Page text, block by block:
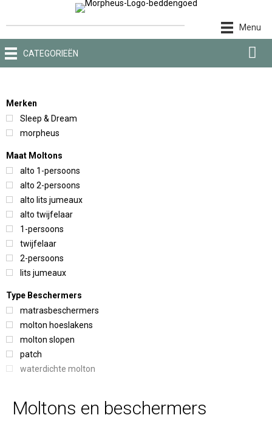
Menu
CATEGORIEËN
Moltons en beschermers
Merken
Sleep & Dream
morpheus
Maat Moltons
alto 1-persoons
alto 2-persoons
alto lits jumeaux
alto twijfelaar
1-persoons
twijfelaar
2-persoons
lits jumeaux
Type Beschermers
matrasbeschermers
molton hoeslakens
molton slopen
patch
waterdichte molton